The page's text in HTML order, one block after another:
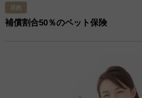
目的
補償割合50％のペット保険